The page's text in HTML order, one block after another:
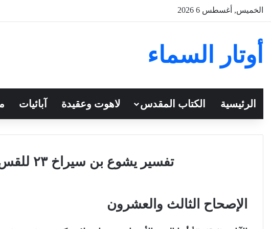
الخميس, أغسطس 6 2026
أوتار السماء
الرئيسية الكتاب المقدس لاهوت وعقيدة آبائيات
تفسير يشوع بن سيراخ ٢٣ للقس أنطونيوس فكري
الإصحاح الثالث والعشرون